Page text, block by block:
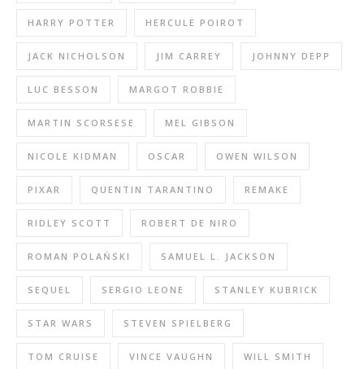
HARRY POTTER HERCULE POIROT
JACK NICHOLSON JIM CARREY JOHNNY DEPP
LUC BESSON MARGOT ROBBIE
MARTIN SCORSESE MEL GIBSON
NICOLE KIDMAN OSCAR OWEN WILSON
PIXAR QUENTIN TARANTINO REMAKE
RIDLEY SCOTT ROBERT DE NIRO
ROMAN POLAŃSKI SAMUEL L. JACKSON
SEQUEL SERGIO LEONE STANLEY KUBRICK
STAR WARS STEVEN SPIELBERG
TOM CRUISE VINCE VAUGHN WILL SMITH